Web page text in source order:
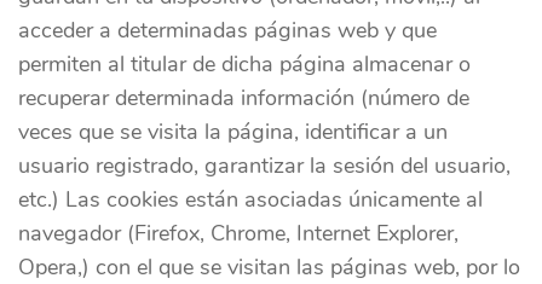
acceder a determinadas páginas web y que
permiten al titular de dicha página almacenar o
recuperar determinada información (número de
veces que se visita la página, identificar a un
usuario registrado, garantizar la sesión del usuario,
etc.) Las cookies están asociadas únicamente al
navegador (Firefox, Chrome, Internet Explorer,
Opera,) con el que se visitan las páginas web, por lo